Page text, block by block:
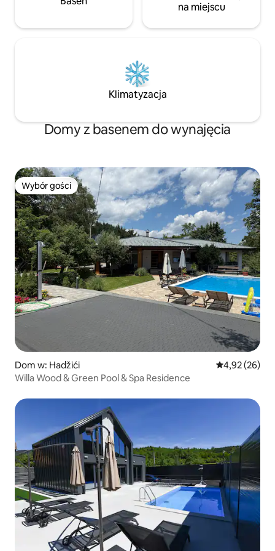
lodówka, zmywarka, mikrofalówka,
w cenę. W kuchni znajduje się stół dla 6
na miejscu
Klimatyzacja
Domy z basenem do wynajęcia
Wybór gości
Wybór gości
Dom w: Hadžići Średnia
4,92 (26)
Willa Wood & Green Pool & Spa Residence